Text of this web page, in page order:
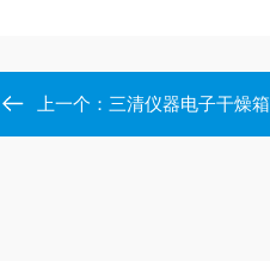
上一个： 三清仪器电子干燥箱